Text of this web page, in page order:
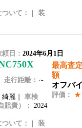
いて：
装
日： 2024年6月1日
走行距離： ～
綺麗｜ 車検
賠責）： 2024
いて：
装
最高査定
額
オフバ
評価：